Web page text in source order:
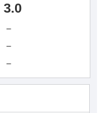
3.0
－
－
－